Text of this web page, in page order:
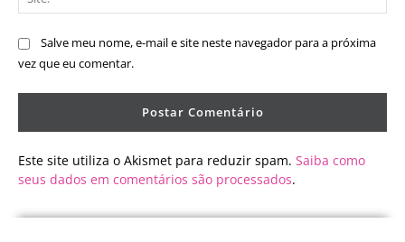
Salve meu nome, e-mail e site neste navegador para a próxima
vez que eu comentar.
Este site utiliza o Akismet para reduzir spam. Saiba como
seus dados em comentários são processados.